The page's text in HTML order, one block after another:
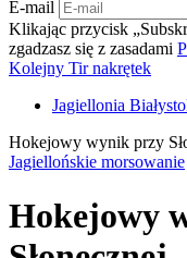
E-mail
Klikając przycisk
zgadzasz się z zasadami
Kolejny Tir nakrętek
Jagiellonia
Hokejowy wynik przy
Jagiellońskie morsowanie
Hokejowy